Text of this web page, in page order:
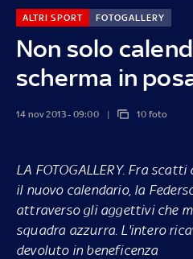
Non solo
scherma in
ALTRI SPORT FOTOGALLERY
14 nov 2013 - 09:00 10 foto
LA FOTOGALLERY. Fra scatti
il nuovo calendario, la
attraverso gli aggettivi che
squadra azzurra. L'intero
devoluto in beneficenza